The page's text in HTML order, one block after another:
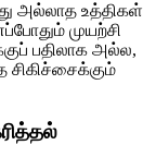
அல்லாத உத்திகள்
முயற்சி
பதிலாக அல்ல,